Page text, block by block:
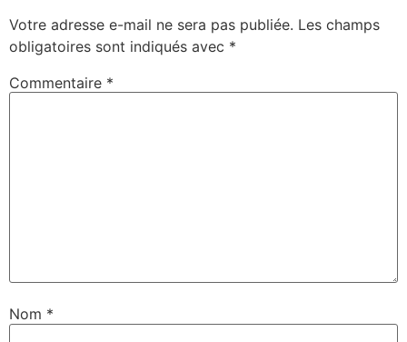
Votre adresse e-mail ne sera pas publiée. Les champs
obligatoires sont indiqués avec *
Commentaire *
Nom *